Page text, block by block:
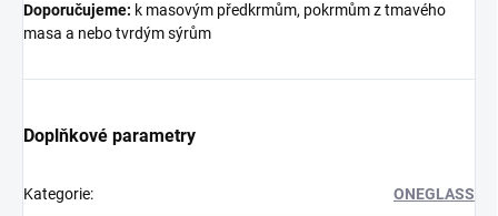
Doporučujeme: k masovým předkrmům, pokrmům z tmavého
masa a nebo tvrdým sýrům
Doplňkové parametry
Kategorie: ONEGLASS